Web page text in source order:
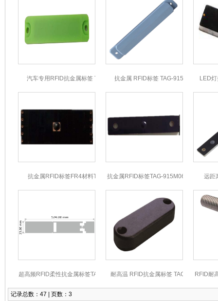
汽车专用RFID抗金属标签 TAG-
抗金属 RFID标签 TAG-915M01 LED
抗金属RFID标签FR4材料TAG-
抗金属RFID标签TAG-915M06FR4材
远距
超高频RFID柔性抗金属标签TAG-915-耐高温 RFID抗金属标签 TAG-915-RFID耐
记录总数：47 | 页数：3